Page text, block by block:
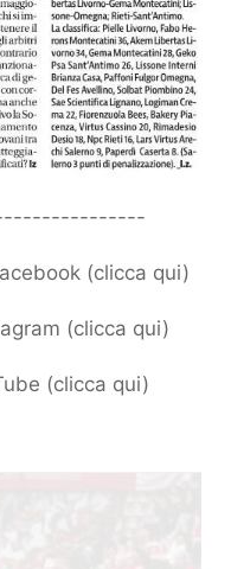
(clicca qui)
(clicca qui)
(clicca qui)